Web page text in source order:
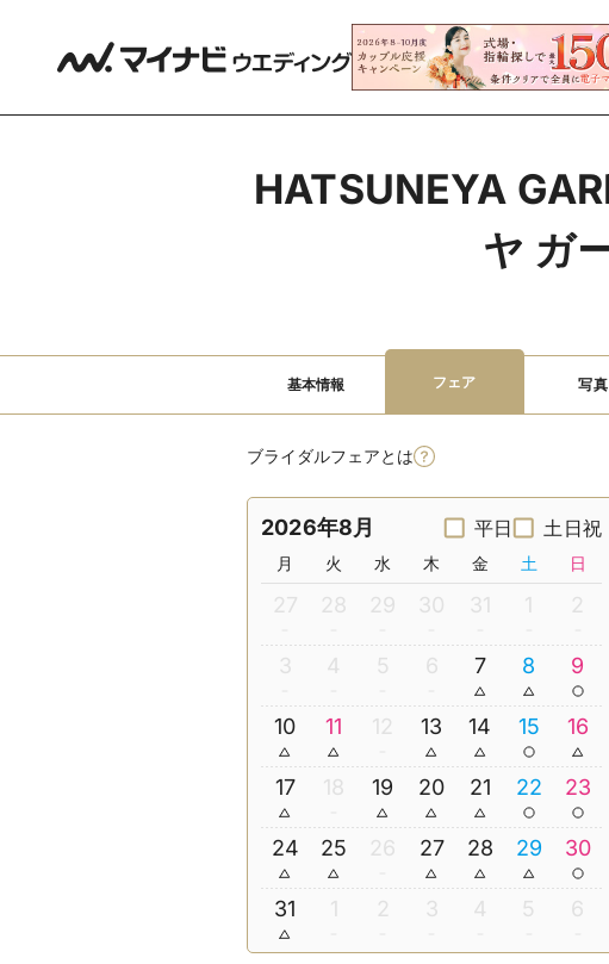
HATSUNEYA
ヤ ガ
基本情報 フェア 写真
ブライダルフェアとは
2026年8月 平日 土日祝
月 火 水 木 金 土 日
27 28 29 30 31 1 2
3 4 5 6 7 8 9
10 11 12 13 14 15 16
17 18 19 20 21 22 23
24 25 26 27 28 29 30
31 1 2 3 4 5 6